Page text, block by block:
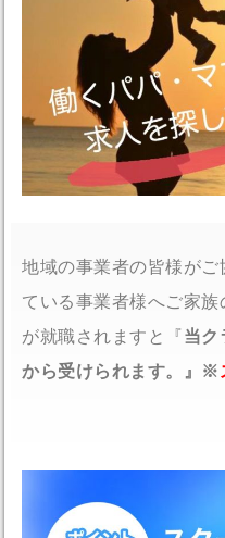
地域の事業者の皆様が
ている事業者様へご家
が就職されますと『 当ク
から受けられます。』※